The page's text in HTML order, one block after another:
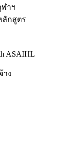
าฯ
ลักสูตร
ASAIHL
าง